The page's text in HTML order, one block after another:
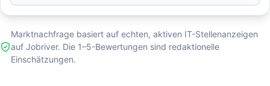
Marktnachfrage basiert auf echten, aktiven IT-Stellenanzeigen
auf Jobriver. Die 1–5-Bewertungen sind redaktionelle
Einschätzungen.